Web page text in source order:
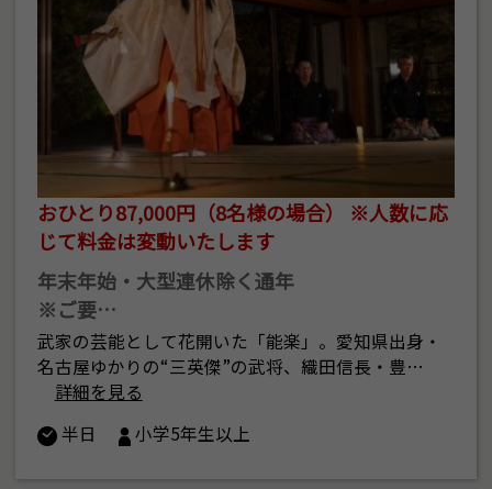
おひとり87,000円（8名様の場合） ※人数に応
じて料金は変動いたします
年末年始・大型連休除く通年
※ご要…
武家の芸能として花開いた「能楽」。愛知県出身・
名古屋ゆかりの“三英傑”の武将、織田信長・豊…
詳細を見る
半日
小学5年生以上